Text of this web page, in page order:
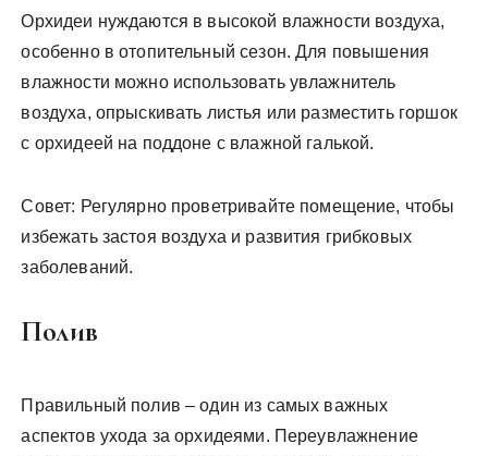
Орхидеи нуждаются в высокой влажности воздуха,
особенно в отопительный сезон. Для повышения
влажности можно использовать увлажнитель
воздуха, опрыскивать листья или разместить горшок
с орхидеей на поддоне с влажной галькой.
Совет: Регулярно проветривайте помещение, чтобы
избежать застоя воздуха и развития грибковых
заболеваний.
Полив
Правильный полив – один из самых важных
аспектов ухода за орхидеями. Переувлажнение